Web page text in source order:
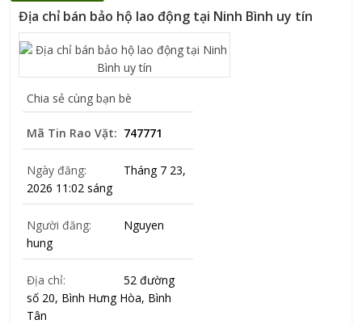
Địa chỉ bán bảo hộ lao động tại Ninh Bình uy tín
Chia sẻ cùng bạn bè
Mã Tin Rao Vặt: 747771
Ngày đăng:
Tháng 7 23,
2026 11:02 sáng
Người đăng:
Nguyen
hung
Địa chỉ:
52 đường
số 20, Bình Hưng Hòa, Bình
Tân